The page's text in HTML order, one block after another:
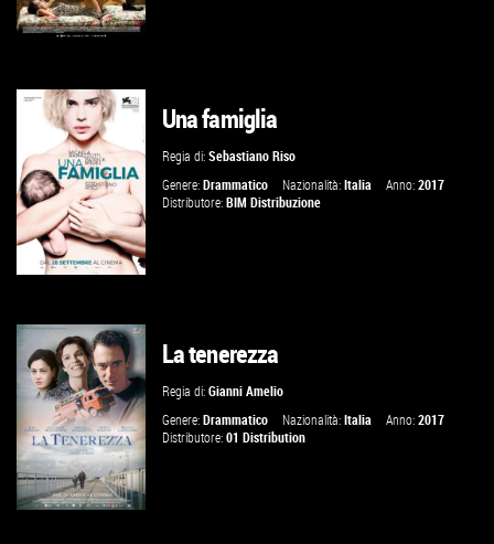
GUARDA IL TRAILER
VAI ALLA SCHEDA
GUARDA IL TRAILER
VAI ALLA SCHEDA
Una famiglia
Regia di:Sebastiano Riso
Genere:Drammatico Nazionalità:Italia Anno:2017
Distributore:BIM Distribuzione
La tenerezza
Regia di:Gianni Amelio
Genere:Drammatico Nazionalità:Italia Anno:2017
Distributore:01 Distribution